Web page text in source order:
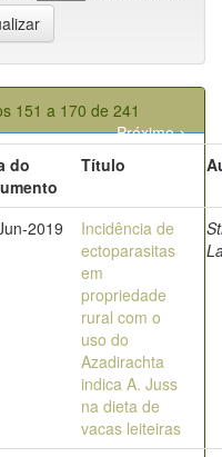
151 a 170 de 241
Próximo >
do
Título
2019
Incidência de
ectoparasitas
em
propriedade
rural com o
uso do
Azadirachta
indica A. Juss
na dieta de
vacas leiteiras